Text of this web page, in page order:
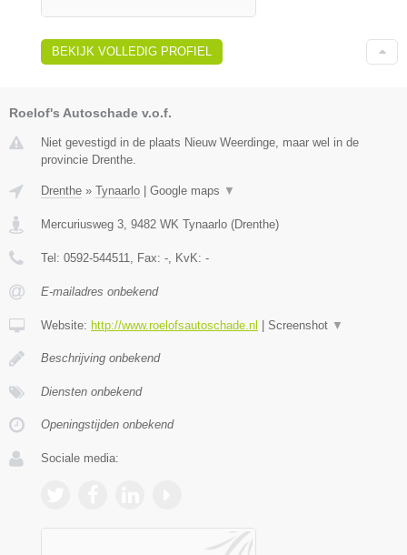
BEKIJK VOLLEDIG PROFIEL
Roelof's Autoschade v.o.f.
Niet gevestigd in de plaats Nieuw Weerdinge, maar wel in de
provincie Drenthe.
Drenthe » Tynaarlo | Google maps ▼
Mercuriusweg 3 9482 WK Tynaarlo (Drenthe)
Tel: 0592-544511 , Fax: - , KvK: -
E-mailadres onbekend
Website: http://www.roelofsautoschade.nl | Screenshot ▼
Beschrijving onbekend
Diensten onbekend
Openingstijden onbekend
Sociale media: